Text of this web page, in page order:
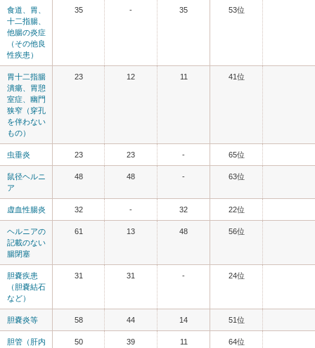
食道、胃、
十二指腸、
他腸の炎症
（その他良
性疾患）
35 - 35 53位
胃十二指腸
潰瘍、胃憩
室症、幽門
狭窄（穿孔
を伴わない
もの）
23 12 11 41位
虫垂炎 23 23 - 65位
鼠径ヘルニ
ア
48 48 - 63位
虚血性腸炎 32 - 32 22位
ヘルニアの
記載のない
腸閉塞
61 13 48 56位
胆嚢疾患
（胆嚢結石
など）
31 31 - 24位
胆嚢炎等 58 44 14 51位
胆管（肝内
50 39 11 64位